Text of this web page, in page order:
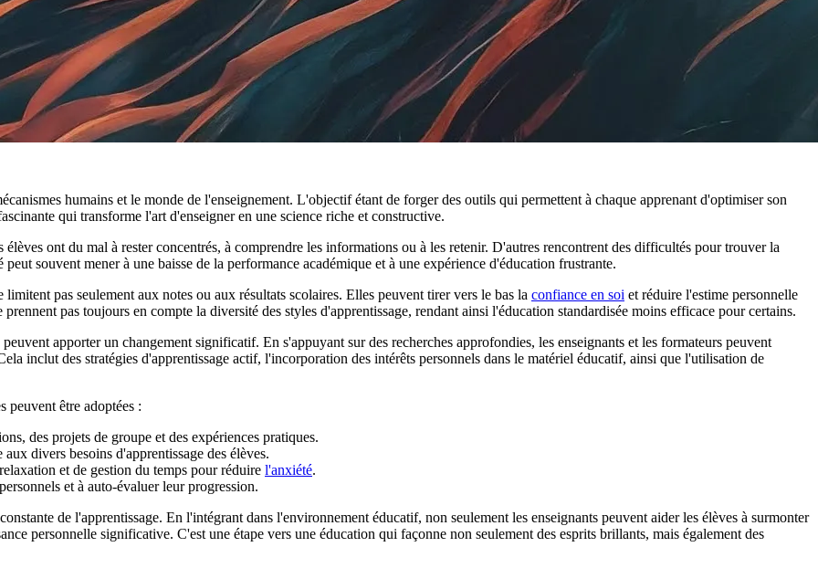
humains et le monde de l'enseignement. L'objectif étant de forger des outils qui permettent à chaque apprenant d'optimiser son
qui transforme l'art d'enseigner en une science riche et constructive.
ont du mal à rester concentrés, à comprendre les informations ou à les retenir. D'autres rencontrent des difficultés pour trouver la
souvent mener à une baisse de la performance académique et à une expérience d'éducation frustrante.
pas seulement aux notes ou aux résultats scolaires. Elles peuvent tirer vers le bas la confiance en soi et réduire l'estime personnelle
pas toujours en compte la diversité des styles d'apprentissage, rendant ainsi l'éducation standardisée moins efficace pour certains.
apporter un changement significatif. En s'appuyant sur des recherches approfondies, les enseignants et les formateurs peuvent
inclut des stratégies d'apprentissage actif, l'incorporation des intérêts personnels dans le matériel éducatif, ainsi que l'utilisation de
peuvent être adoptées :
des projets de groupe et des expériences pratiques.
divers besoins d'apprentissage des élèves.
et de gestion du temps pour réduire l'anxiété.
et à auto-évaluer leur progression.
de l'apprentissage. En l'intégrant dans l'environnement éducatif, non seulement les enseignants peuvent aider les élèves à surmonter
personnelle significative. C'est une étape vers une éducation qui façonne non seulement des esprits brillants, mais également des